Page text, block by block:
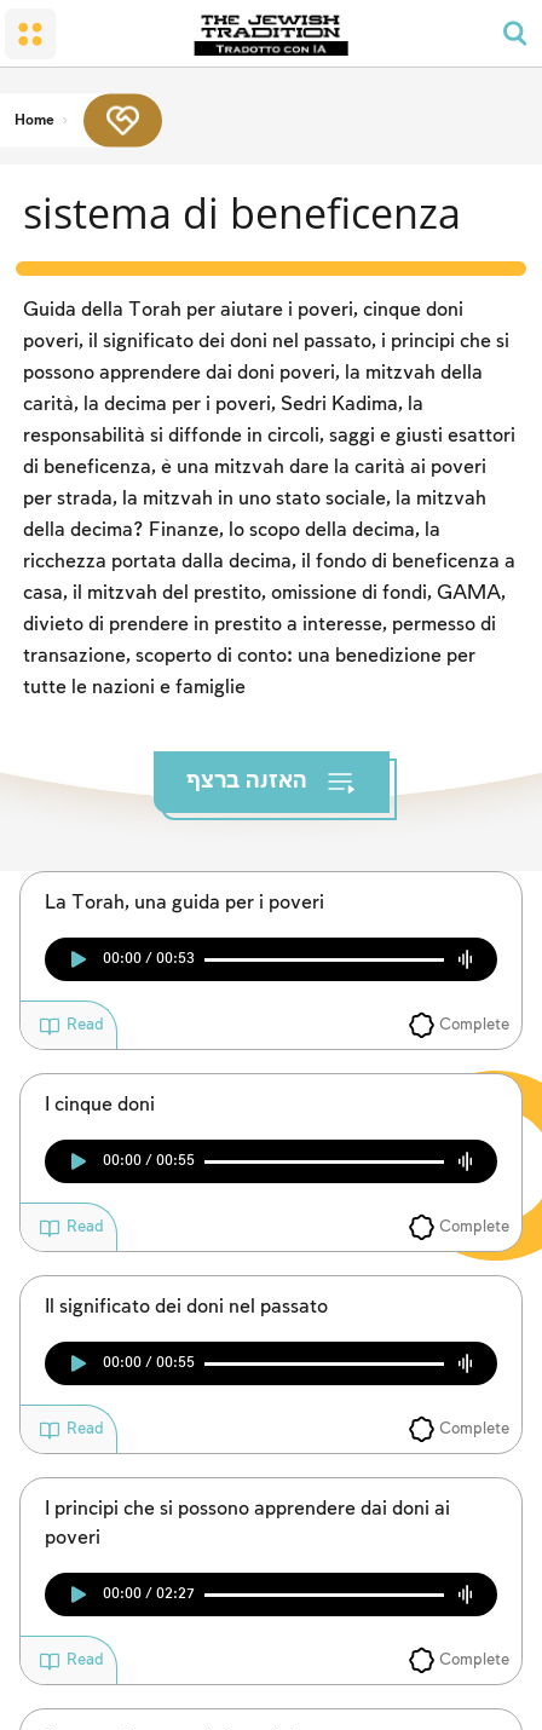
Rispettare i genitori
MITZVOT DI FELICITA’ FAMILIARE
AVELUT - LUTTO
La Terra e il popolo
Il Tempio Santo
LA SINAGOGA E LA CASA
RITMO DELLA PREGHIERA GIORNALIERA
LA PREGHIERA DEGLI UOMINI
LE BENEDIZIONI
LEGGI E STATUTI
Shabbat e festività
I LAVORI PROIBITI
CALENDARIO E FESTIVITA’
Contare l'Omer e i giorni nazionali
Shavuot
Rosh Ha-shana
Yom Kippur
Sukkot
I digiuni commemorativi della distruzione del Tempio
Hanukkah
Home
sistema di beneficenza
Guida della Torah per aiutare i poveri, cinque doni
poveri, il significato dei doni nel passato, i principi che si
possono apprendere dai doni poveri, la mitzvah della
carità, la decima per i poveri, Sedri Kadima, la
responsabilità si diffonde in circoli, saggi e giusti esattori
di beneficenza, è una mitzvah dare la carità ai poveri
per strada, la mitzvah in uno stato sociale, la mitzvah
della decima? Finanze, lo scopo della decima, la
ricchezza portata dalla decima, il fondo di beneficenza a
casa, il mitzvah del prestito, omissione di fondi, GAMA,
divieto di prendere in prestito a interesse, permesso di
transazione, scoperto di conto: una benedizione per
tutte le nazioni e famiglie
האזנה ברצף
La Torah, una guida per i poveri
00:00 / 00:53
Complete
Read
I cinque doni
00:00 / 00:55
Complete
Read
Il significato dei doni nel passato
00:00 / 00:55
Complete
Read
I principi che si possono apprendere dai doni ai
poveri
00:00 / 02:27
Complete
Read